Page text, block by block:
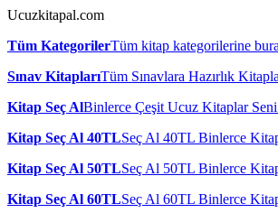
Ucuzkitapal.com
Tüm KategorilerTüm kitap kategorilerine
Sınav KitaplarıTüm Sınavlara Hazırlık
Kitap Seç AlBinlerce Çeşit Ucuz Kitaplar
Kitap Seç Al 40TLSeç Al 40TL Binlerce
Kitap Seç Al 50TLSeç Al 50TL Binlerce
Kitap Seç Al 60TLSeç Al 60TL Binlerce